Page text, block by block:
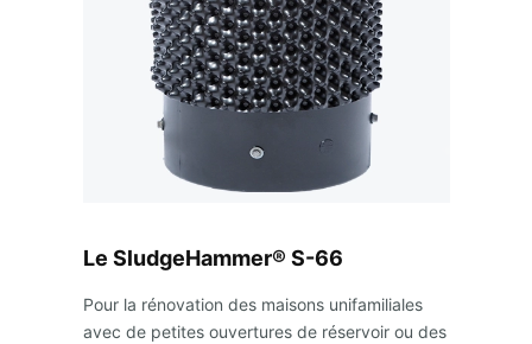
Le SludgeHammer® S-66
Pour la rénovation des maisons unifamiliales
avec de petites ouvertures de réservoir ou des